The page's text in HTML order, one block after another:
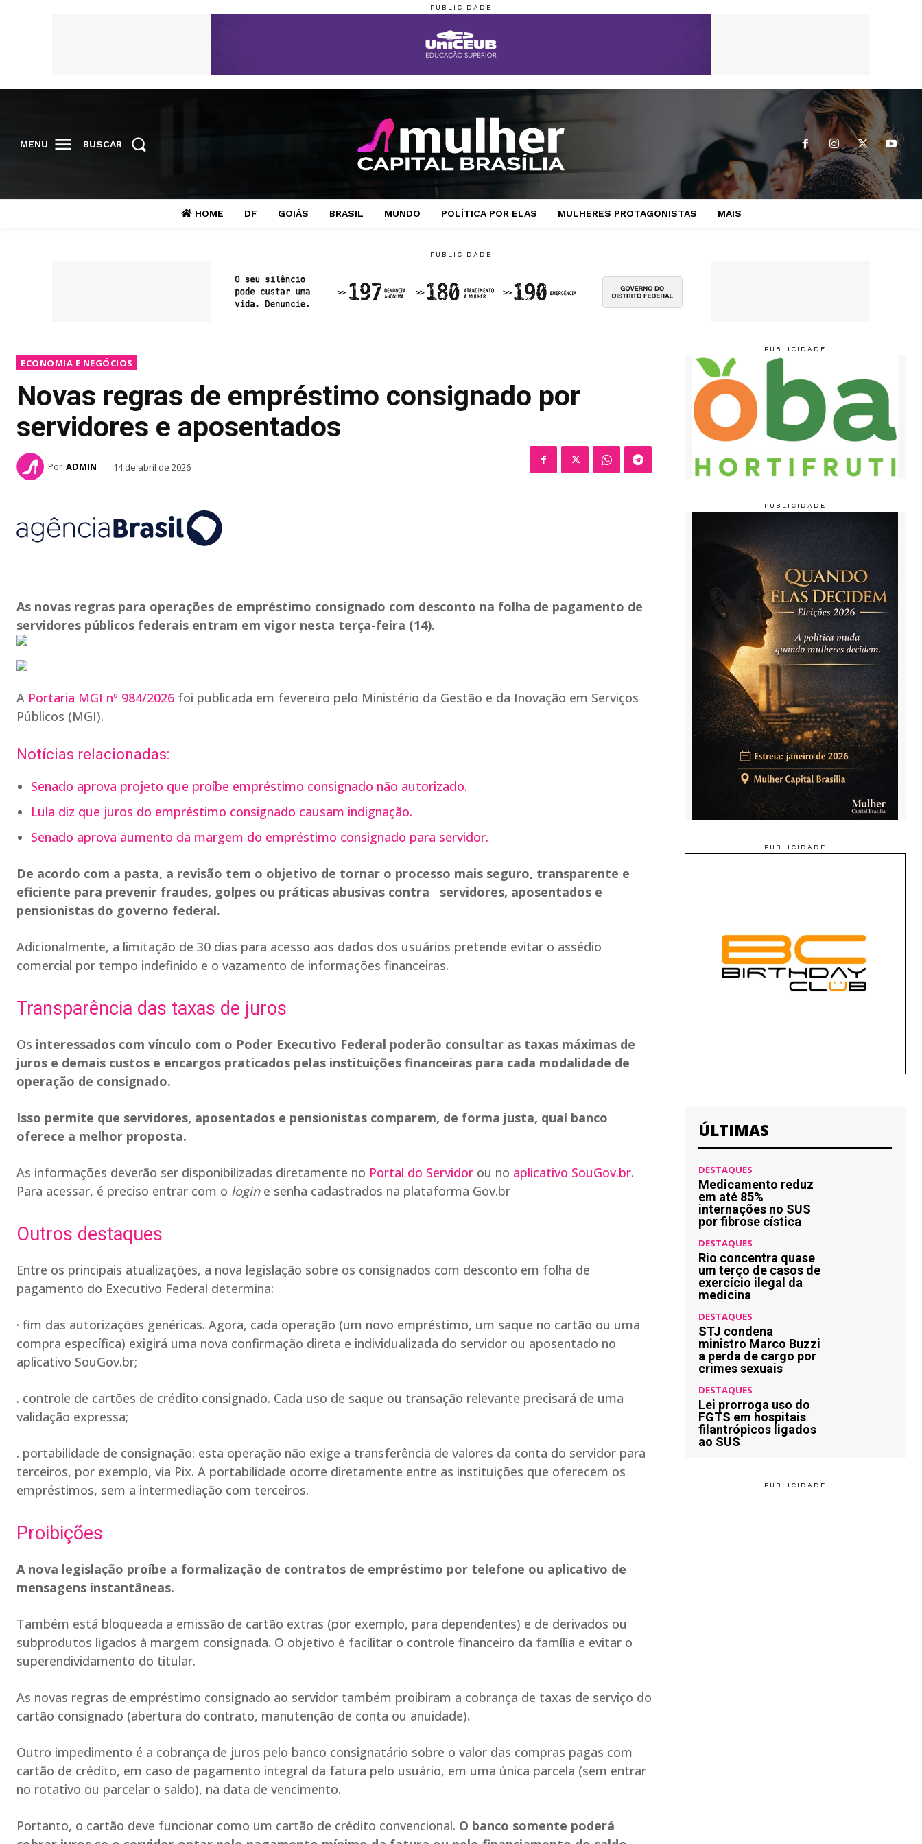
MENU BUSCAR
HOME DF GOIÁS BRASIL MUNDO POLÍTICA POR ELAS MULHERES PROTAGONISTAS MAIS
ECONOMIA E NEGÓCIOS
Novas regras de empréstimo consignado por
servidores e aposentados
Por ADMIN 14 de abril de 2026
As novas regras para operações de empréstimo consignado com desconto na folha de pagamento de
servidores públicos federais entram em vigor nesta terça-feira (14).
A Portaria MGI nº 984/2026 foi publicada em fevereiro pelo Ministério da Gestão e da Inovação em Serviços
Públicos (MGI).
Notícias relacionadas:
Senado aprova projeto que proíbe empréstimo consignado não autorizado.
Lula diz que juros do empréstimo consignado causam indignação.
Senado aprova aumento da margem do empréstimo consignado para servidor.
De acordo com a pasta, a revisão tem o objetivo de tornar o processo mais seguro, transparente e
eficiente para prevenir fraudes, golpes ou práticas abusivas contra servidores, aposentados e
pensionistas do governo federal.
Adicionalmente, a limitação de 30 dias para acesso aos dados dos usuários pretende evitar o assédio
comercial por tempo indefinido e o vazamento de informações financeiras.
Transparência das taxas de juros
Os interessados com vínculo com o Poder Executivo Federal poderão consultar as taxas máximas de
juros e demais custos e encargos praticados pelas instituições financeiras para cada modalidade de
operação de consignado.
Isso permite que servidores, aposentados e pensionistas comparem, de forma justa, qual banco
oferece a melhor proposta.
As informações deverão ser disponibilizadas diretamente no Portal do Servidor ou no aplicativo SouGov.br.
Para acessar, é preciso entrar com o logine senha cadastrados na plataforma Gov.br
Outros destaques
Entre os principais atualizações, a nova legislação sobre os consignados com desconto em folha de
pagamento do Executivo Federal determina:
· fim das autorizações genéricas. Agora, cada operação (um novo empréstimo, um saque no cartão ou uma
compra específica) exigirá uma nova confirmação direta e individualizada do servidor ou aposentado no
aplicativo SouGov.br;
. controle de cartões de crédito consignado. Cada uso de saque ou transação relevante precisará de uma
validação expressa;
. portabilidade de consignação: esta operação não exige a transferência de valores da conta do servidor para
terceiros, por exemplo, via Pix. A portabilidade ocorre diretamente entre as instituições que oferecem os
empréstimos, sem a intermediação com terceiros.
Proibições
A nova legislação proíbe a formalização de contratos de empréstimo por telefone ou aplicativo de
mensagens instantâneas.
Também está bloqueada a emissão de cartão extras (por exemplo, para dependentes) e de derivados ou
subprodutos ligados à margem consignada. O objetivo é facilitar o controle financeiro da família e evitar o
superendividamento do titular.
As novas regras de empréstimo consignado ao servidor também proibiram a cobrança de taxas de serviço do
cartão consignado (abertura do contrato, manutenção de conta ou anuidade).
Outro impedimento é a cobrança de juros pelo banco consignatário sobre o valor das compras pagas com
cartão de crédito, em caso de pagamento integral da fatura pelo usuário, em uma única parcela (sem entrar
no rotativo ou parcelar o saldo), na data de vencimento.
Portanto, o cartão deve funcionar como um cartão de crédito convencional. O banco somente poderá
ÚLTIMAS
DESTAQUES
Medicamento reduz
em até 85%
internações no SUS
por fibrose cística
DESTAQUES
Rio concentra quase
um terço de casos de
exercício ilegal da
medicina
DESTAQUES
STJ condena
ministro Marco Buzzi
a perda de cargo por
crimes sexuais
DESTAQUES
Lei prorroga uso do
FGTS em hospitais
filantrópicos ligados
ao SUS